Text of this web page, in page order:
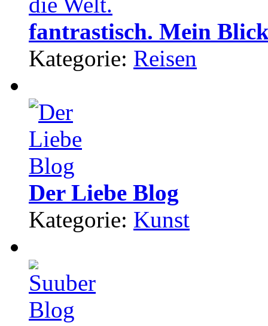
fantrastisch. Mein
Kategorie: Reisen
Der Liebe Blog
Kategorie: Kunst